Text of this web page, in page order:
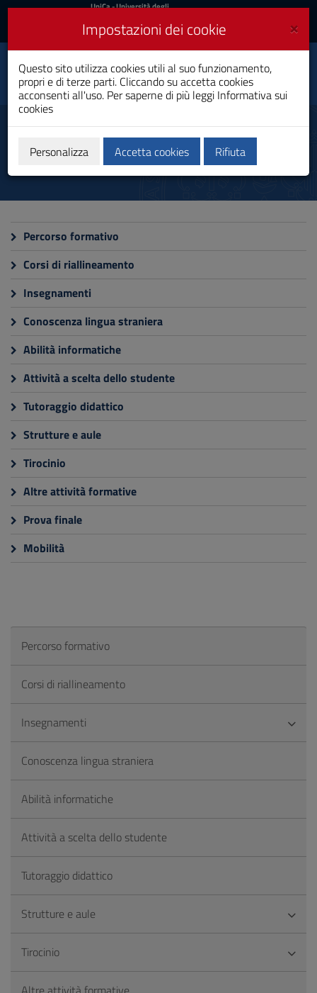
Vai
al
navigazione
sito
al
Footer
UniCa
Accedi
UniCa- Università degli
Accedi UniCA News
Toggle
navigation
Fisioterapia
Laurea
Didattica
Percorso formativo
Corsi di riallineamento
Insegnamenti
Conoscenza lingua straniera
Abilità informatiche
Attività a scelta dello studente
Tutoraggio didattico
Strutture e aule
Tirocinio
Altre attività formative
Prova finale
Mobilità
Percorso formativo
Corsi di riallineamento
Insegnamenti
Conoscenza lingua straniera
Abilità informatiche
Attività a scelta dello studente
Tutoraggio didattico
Strutture e aule
Tirocinio
×
Impostazioni dei cookie
Questo sito utilizza cookies utili al suo funzionamento,
propri e di terze parti. Cliccando su accetta cookies
acconsenti all'uso. Per saperne di più leggi Informativa sui
cookies
Personalizza Accetta cookies Rifiuta